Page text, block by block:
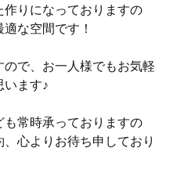
りになっておりますの
な空間です！
で、お一人様でもお気軽
います♪
常時承っておりますの
心よりお待ち申しており